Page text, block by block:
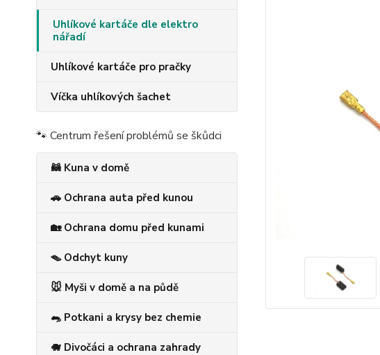
Uhlíkové kartáče dle elektro
nářadí
Uhlíkové kartáče pro pračky
Víčka uhlíkových šachet
🐾 Centrum řešení problémů se škůdci
🦝 Kuna v domě
🚗 Ochrana auta před kunou
🏡 Ochrana domu před kunami
🪤 Odchyt kuny
🐭 Myši v domě a na půdě
🐀 Potkani a krysy bez chemie
🐗 Divočáci a ochrana zahrady